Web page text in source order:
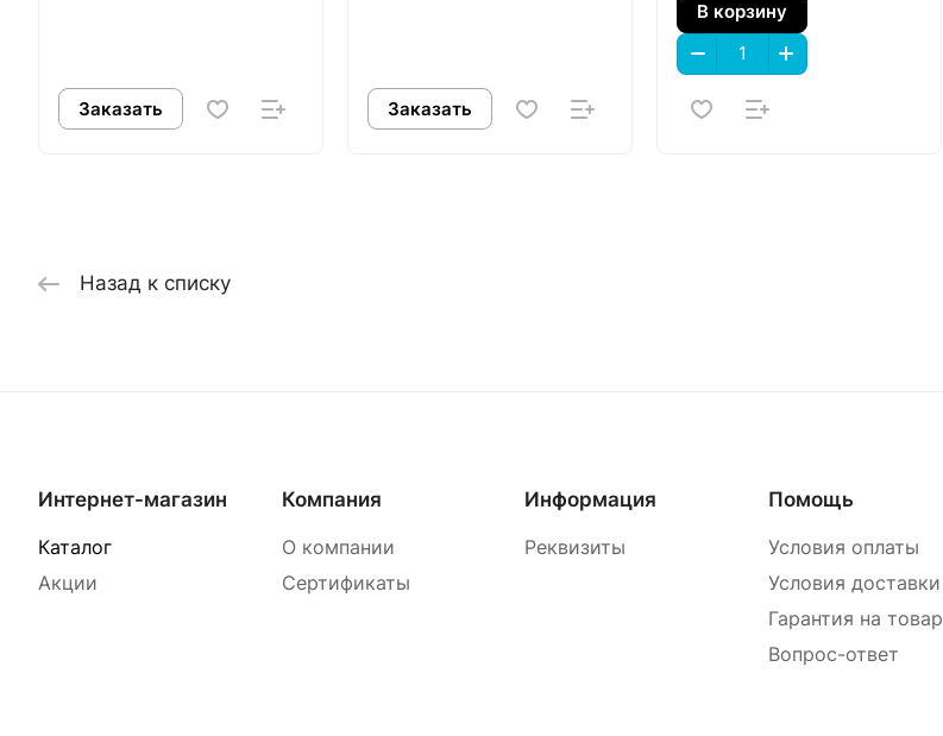
Заказать Заказать
В корзину
Назад к списку
Интернет-магазин
Каталог
Акции
Компания
О компании
Сертификаты
Информация
Реквизиты
Помощь
Условия оплаты
Условия доставки
Гарантия на товар
Вопрос-ответ